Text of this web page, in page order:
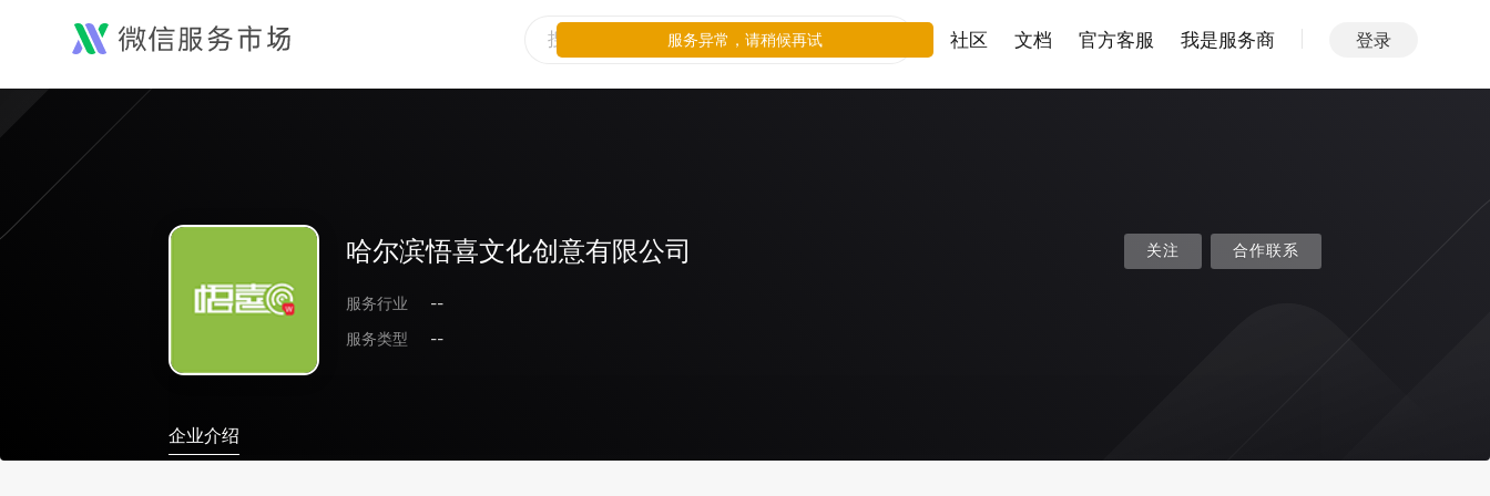
社区 文档 官方客服 我是服务商 登录
哈尔滨悟喜文化创意有限公司
服务行业
--
服务类型
--
关注 合作联系
企业介绍
服务异常，请稍候再试